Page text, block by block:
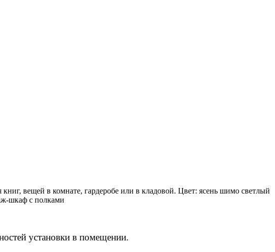
вещей в комнате, гардеробе или в кладовой. Цвет: ясень шимо светлый
шкаф с полками
установки в помещении.